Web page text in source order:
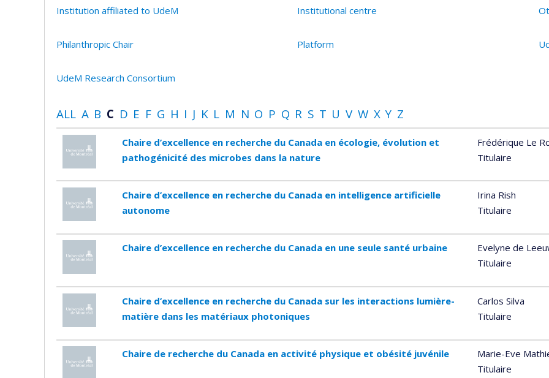
Institution affiliated to UdeM Institutional centre
Philanthropic Chair Platform
UdeM Research Consortium
ALL A B C D E F G H I J K L M N O P Q R S T U V W X Y Z
Chaire d’excellence en recherche du Canada en écologie, évolution et
pathogénicité des microbes dans la nature
Frédérique Le
Titulaire
Chaire d’excellence en recherche du Canada en intelligence artificielle
autonome
Irina Rish
Titulaire
Chaire d’excellence en recherche du Canada en une seule santé urbaine
Evelyne de
Titulaire
Chaire d’excellence en recherche du Canada sur les interactions lumière-
matière dans les matériaux photoniques
Carlos Silva
Titulaire
Chaire de recherche du Canada en activité physique et obésité juvénile
Marie-Eve
Titulaire